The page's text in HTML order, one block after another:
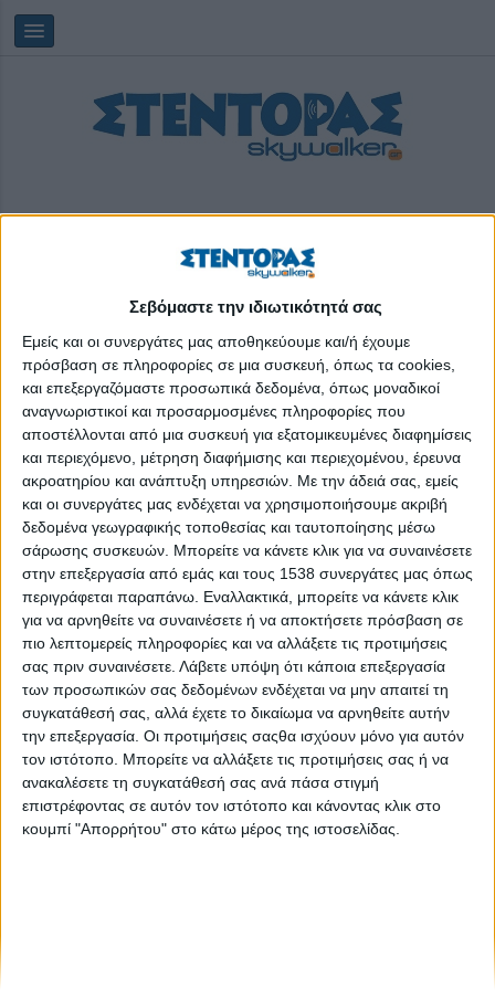
Σεβόμαστε την ιδιωτικότητά σας
Εμείς και οι συνεργάτες μας αποθηκεύουμε και/ή έχουμε
πρόσβαση σε πληροφορίες σε μια συσκευή, όπως τα cookies,
και επεξεργαζόμαστε προσωπικά δεδομένα, όπως μοναδικοί
αναγνωριστικοί και προσαρμοσμένες πληροφορίες που
αποστέλλονται από μια συσκευή για εξατομικευμένες διαφημίσεις
και περιεχόμενο, μέτρηση διαφήμισης και περιεχομένου, έρευνα
ακροατηρίου και ανάπτυξη υπηρεσιών. Με την άδειά σας, εμείς
και οι συνεργάτες μας ενδέχεται να χρησιμοποιήσουμε ακριβή
δεδομένα γεωγραφικής τοποθεσίας και ταυτοποίησης μέσω
σάρωσης συσκευών. Μπορείτε να κάνετε κλικ για να συναινέσετε
στην επεξεργασία από εμάς και τους 1538 συνεργάτες μας όπως
περιγράφεται παραπάνω. Εναλλακτικά, μπορείτε να κάνετε κλικ
για να αρνηθείτε να συναινέσετε ή να αποκτήσετε πρόσβαση σε
πιο λεπτομερείς πληροφορίες και να αλλάξετε τις προτιμήσεις
σας πριν συναινέσετε. Λάβετε υπόψη ότι κάποια επεξεργασία
των προσωπικών σας δεδομένων ενδέχεται να μην απαιτεί τη
συγκατάθεσή σας, αλλά έχετε το δικαίωμα να αρνηθείτε αυτήν
την επεξεργασία. Οι προτιμήσεις σαςθα ισχύουν μόνο για αυτόν
τον ιστότοπο. Μπορείτε να αλλάξετε τις προτιμήσεις σας ή να
ανακαλέσετε τη συγκατάθεσή σας ανά πάσα στιγμή
επιστρέφοντας σε αυτόν τον ιστότοπο και κάνοντας κλικ στο
κουμπί "Απορρήτου" στο κάτω μέρος της ιστοσελίδας.
Παρασκευή, 07/08/2026 23:11:51
ξενοδόχοι
Το Hotel Show ανακοινώνει τη διεξαγωγή του τον
Νοέμβριο σε Upgraded Version!
Οι νέες τάσεις στις πωλήσεις των ξενοδοχείων στο Digital
& Sales Hub του 100% Hotel Show
None feed